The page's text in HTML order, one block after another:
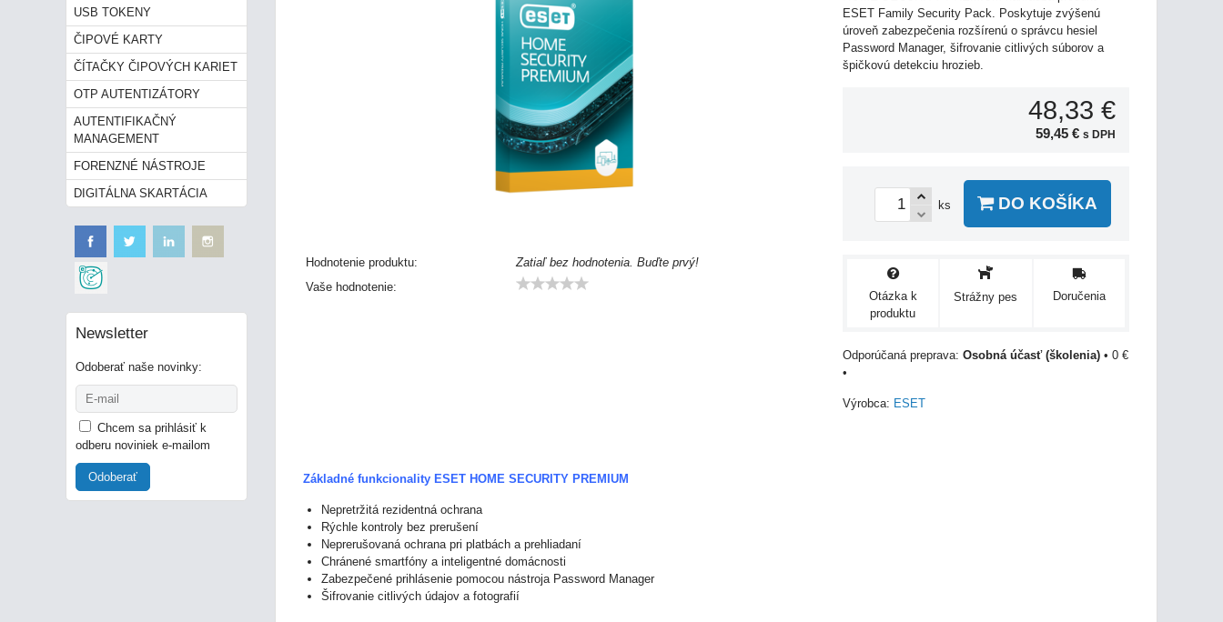
Hodnotenie produktu:
Zatiaľ bez hodnotenia. Buďte prvý!
Vaše hodnotenie:
ESET Family Security Pack. Poskytuje zvýšenú
úroveň zabezpečenia rozšírenú o správcu hesiel
Password Manager, šifrovanie citlivých súborov a
špičkovú detekciu hrozieb.
48,33 €
59,45 € s DPH
ks DO KOŠÍKA
Otázka k
produktu
Strážny pes Doručenia
Osobná účasť (školenia) • 0 €
•
Výrobca: ESET
Základné funkcionality ESET HOME SECURITY PREMIUM
Nepretržitá rezidentná ochrana
Rýchle kontroly bez prerušení
Neprerušovaná ochrana pri platbách a prehliadaní
Chránené smartfóny a inteligentné domácnosti
Zabezpečené prihlásenie pomocou nástroja Password Manager
Šifrovanie citlivých údajov a fotografií
USB TOKENY
ČIPOVÉ KARTY
ČÍTAČKY ČIPOVÝCH KARIET
OTP AUTENTIZÁTORY
AUTENTIFIKAČNÝ
MANAGEMENT
FORENZNÉ NÁSTROJE
DIGITÁLNA SKARTÁCIA
Newsletter
Odoberať naše novinky:
Chcem sa prihlásiť k
odberu noviniek e-mailom
Odoberať